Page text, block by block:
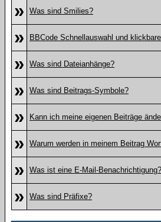
» Was sind Smilies?
» BBCode Schnellauswahl und
» Was sind Dateianhänge?
» Was sind Beitrags-Symbole?
» Kann ich meine eigenen Beiträge
» Warum werden in meinem Beitrag
» Was ist eine E-Mail-Benachrichtigung?
» Was sind Präfixe?